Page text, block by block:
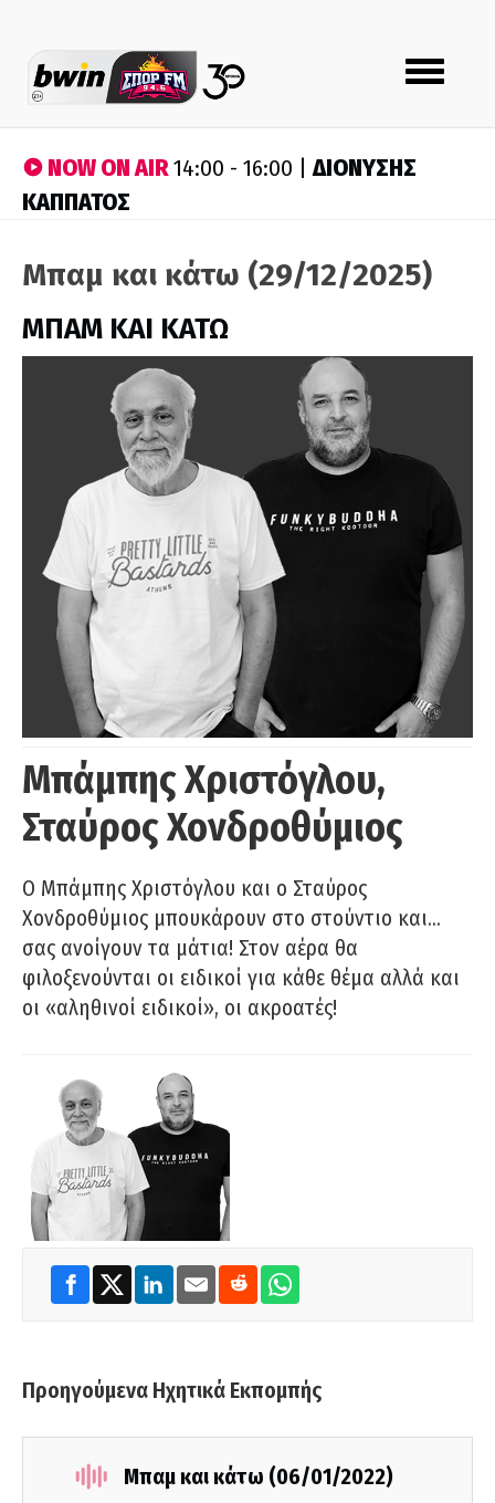
Toggle
navigation
NOW ON AIR14:00 - 16:00 |ΔΙΟΝΥΣΗΣ
ΚΑΠΠΑΤΟΣ
Μπαμ και κάτω (29/12/2025)
ΜΠΑΜ ΚΑΙ ΚΑΤΩ
Μπάμπης Χριστόγλου,
Σταύρος Χονδροθύμιος
O Μπάμπης Χριστόγλου και ο Σταύρος
Χονδροθύμιος μπουκάρουν στο στούντιο και…
σας ανοίγουν τα μάτια! Στον αέρα θα
φιλοξενούνται οι ειδικοί για κάθε θέμα αλλά και
οι «αληθινοί ειδικοί», οι ακροατές!
Προηγούμενα Ηχητικά Εκπομπής
Μπαμ και κάτω (06/01/2022)